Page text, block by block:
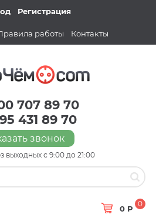
Регистрация
работы Контакты
707 89 70
431 89 70
звонок
выходных с 9:00 до 21:00
0 Р
0